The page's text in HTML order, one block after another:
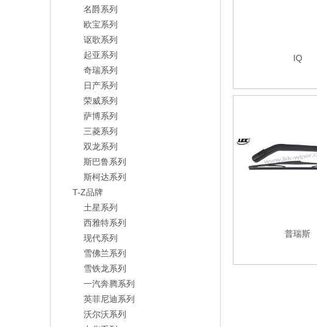
名爵系列
欧宝系列
讴歌系列
起亚系列
奇瑞系列
日产系列
荣威系列
萨博系列
三菱系列
双龙系列
斯巴鲁系列
斯柯达系列
T-Z品牌
土星系列
西雅特系列
现代系列
雪佛兰系列
雪铁龙系列
一汽奔腾系列
英菲尼迪系列
沃尔沃系列
IQ
普瑞斯